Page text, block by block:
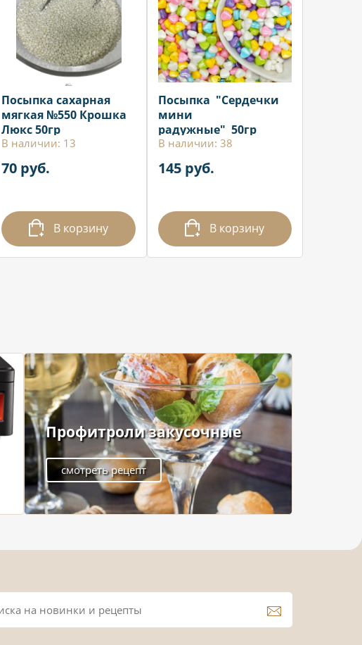
Посыпка сахарная
мягкая №550 Крошка
Люкс 50гр
В наличии: 13
70 руб.
В корзину
Посыпка "Сердечки
мини
радужные" 50гр
В наличии: 38
145 руб.
В корзину
Профитроли закусочные
смотреть рецепт